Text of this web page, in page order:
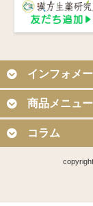
インフォメ
商品メニュー
コラム